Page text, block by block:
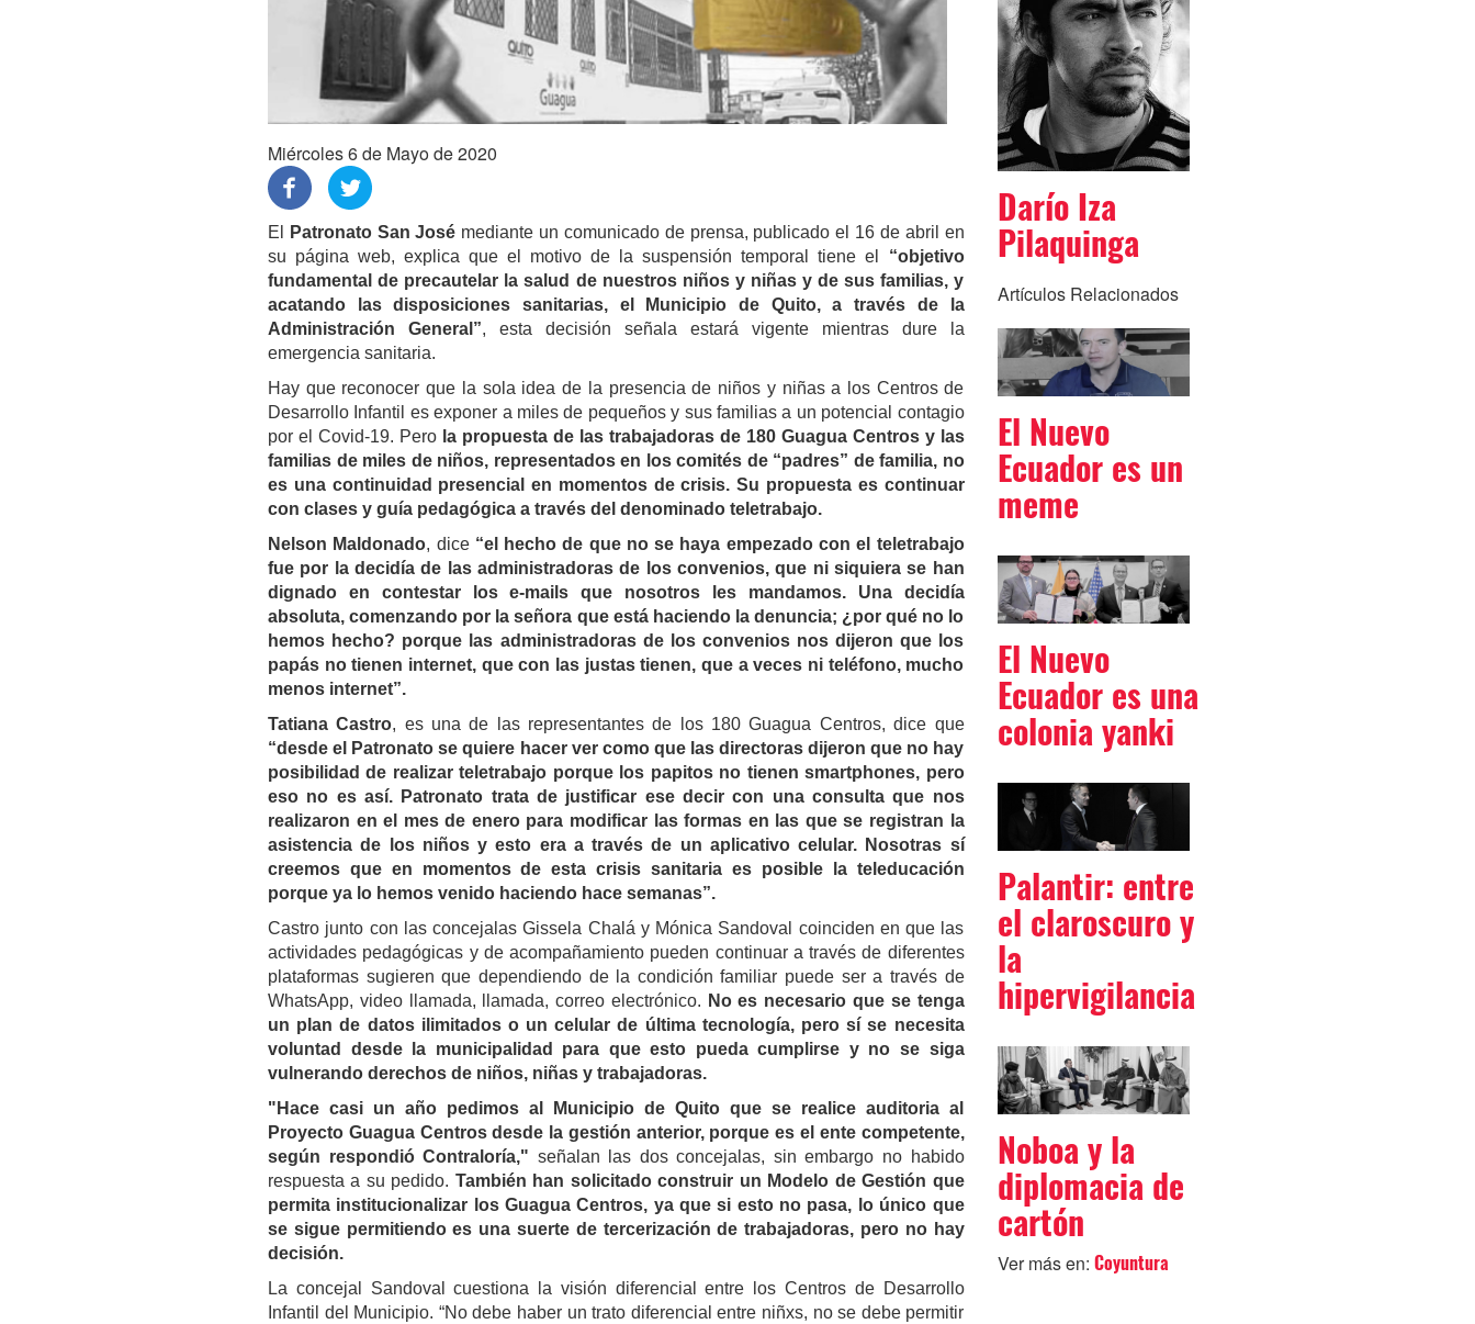
Miércoles 6 de Mayo de 2020
El Patronato San José mediante un comunicado de prensa, publicado el 16 de abril en
su página web, explica que el motivo de la suspensión temporal tiene el
“objetivo
fundamental de precautelar la salud de nuestros niños y niñas y de sus familias, y
acatando las disposiciones sanitarias, el Municipio de Quito, a través de la
Administración General”, esta decisión señala estará vigente mientras dure la
emergencia sanitaria.
Hay que reconocer que la sola idea de la presencia de niños y niñas a los Centros de
Desarrollo Infantil es exponer a miles de pequeños y sus familias a un potencial contagio
por el Covid-19. Pero la propuesta de las trabajadoras de 180 Guagua Centros y las
familias de miles de niños, representados en los comités de “padres” de familia, no
es una continuidad presencial en momentos de crisis. Su propuesta es continuar
con clases y guía pedagógica a través del denominado teletrabajo.
Nelson Maldonado, dice “el hecho de que no se haya empezado con el teletrabajo
fue por la decidía de las administradoras de los convenios, que ni siquiera se han
dignado en contestar los e-mails que nosotros les mandamos. Una decidía
absoluta, comenzando por la señora que está haciendo la denuncia; ¿por qué no lo
hemos hecho? porque las administradoras de los convenios nos dijeron que los
papás no tienen internet, que con las justas tienen, que a veces ni teléfono, mucho
menos internet”.
Tatiana Castro, es una de las representantes de los 180 Guagua Centros, dice que
“desde el Patronato se quiere hacer ver como que las directoras dijeron que no hay
posibilidad de realizar teletrabajo porque los papitos no tienen smartphones, pero
eso no es así. Patronato trata de justificar ese decir con una consulta que nos
realizaron en el mes de enero para modificar las formas en las que se registran la
asistencia de los niños y esto era a través de un aplicativo celular. Nosotras sí
creemos que en momentos de esta crisis sanitaria es posible la teleducación
porque ya lo hemos venido haciendo hace semanas”.
Castro junto con las concejalas Gissela Chalá y Mónica Sandoval coinciden en que las
actividades pedagógicas y de acompañamiento pueden continuar a través de diferentes
plataformas sugieren que dependiendo de la condición familiar puede ser a través de
WhatsApp, video llamada, llamada, correo electrónico. No es necesario que se tenga
un plan de datos ilimitados o un celular de última tecnología, pero sí se necesita
voluntad desde la municipalidad para que esto pueda cumplirse y no se siga
vulnerando derechos de niños, niñas y trabajadoras.
"Hace casi un año pedimos al Municipio de Quito que se realice auditoria al
Proyecto Guagua Centros desde la gestión anterior, porque es el ente competente,
según respondió Contraloría," señalan las dos concejalas, sin embargo no habido
respuesta a su pedido. También han solicitado construir un Modelo de Gestión que
permita institucionalizar los Guagua Centros, ya que si esto no pasa, lo único que
se sigue permitiendo es una suerte de tercerización de trabajadoras, pero no hay
decisión.
La concejal Sandoval cuestiona la visión diferencial entre los Centros de Desarrollo
Infantil del Municipio. “No debe haber un trato diferencial entre niñxs, no se debe permitir
Darío Iza
Pilaquinga
Artículos Relacionados
El Nuevo
Ecuador es un
meme
El Nuevo
Ecuador es una
colonia yanki
Palantir: entre
el claroscuro y
la
hipervigilancia
Noboa y la
diplomacia de
cartón
Ver más en: Coyuntura